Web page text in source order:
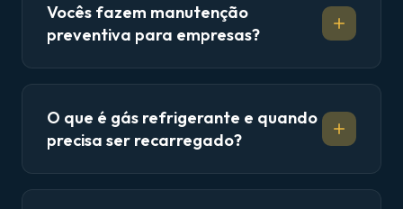
Vocês fazem manutenção
preventiva para empresas?
O que é gás refrigerante e quando
precisa ser recarregado?